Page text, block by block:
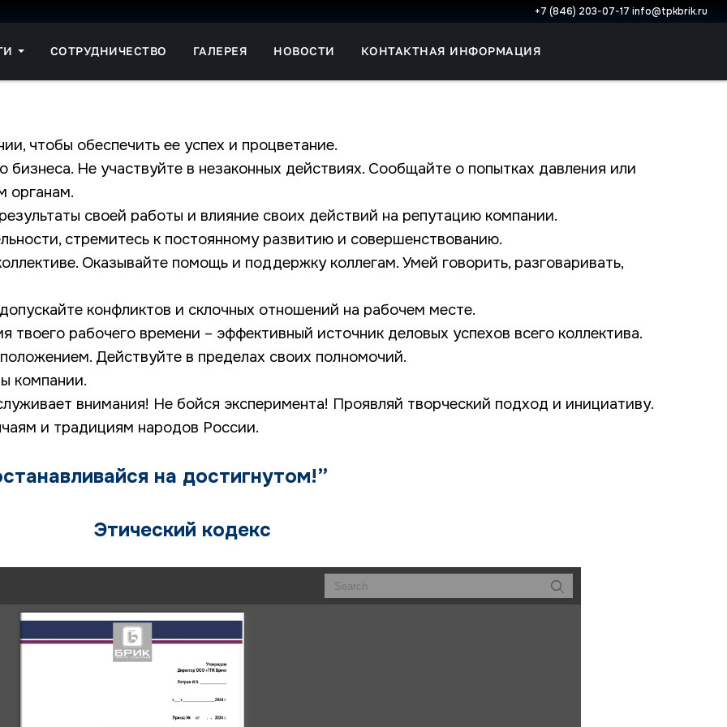
+7 (846) 203-07-17·info@tpkbrik.ru
СОТРУДНИЧЕСТВО ГАЛЕРЕЯ НОВОСТИ КОНТАКТНАЯ ИНФОРМАЦИЯ
чтобы обеспечить ее успех и процветание.
бизнеса. Не участвуйте в незаконных действиях. Сообщайте о попытках давления или
органам.
своей работы и влияние своих действий на репутацию компании.
стремитесь к постоянному развитию и совершенствованию.
Оказывайте помощь и поддержку коллегам. Умей говорить, разговаривать,
конфликтов и склочных отношений на рабочем месте.
твоего рабочего времени – эффективный источник деловых успехов всего коллектива.
Действуйте в пределах своих полномочий.
компании.
внимания! Не бойся эксперимента! Проявляй творческий подход и инициативу.
и традициям народов России.
на достигнутом!”
Этический кодекс